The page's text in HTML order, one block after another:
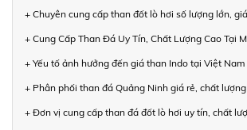
+ Chuyên cung cấp than đốt lò hơi số lượng lớn,
+ Cung Cấp Than Đá Uy Tín, Chất Lượng Cao Tại
+ Yếu tố ảnh hưởng đến giá than Indo tại Việt Nam
+ Phân phối than đá Quảng Ninh giá rẻ, chất
+ Đơn vị cung cấp than đá đốt lò hơi uy tín, chất